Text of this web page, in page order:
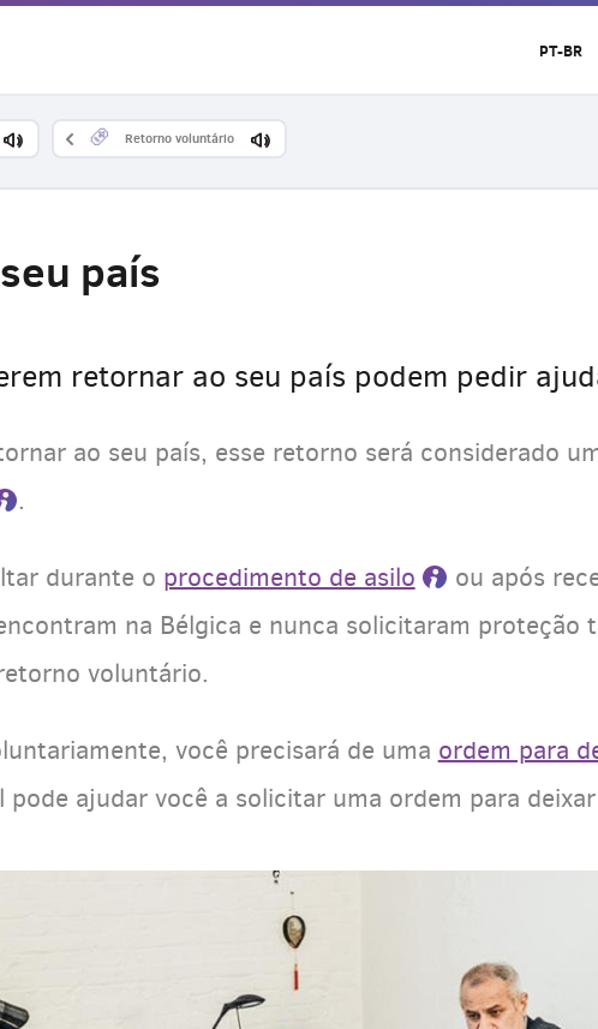
Retorno voluntário
país
retornar ao seu país podem pedir
ao seu país, esse retorno será considerado
.
durante o procedimento de asilo
ou após
na Bélgica e nunca solicitaram proteção
voluntário.
você precisará de uma ordem para
pode ajudar você a solicitar uma ordem para
PT-BR